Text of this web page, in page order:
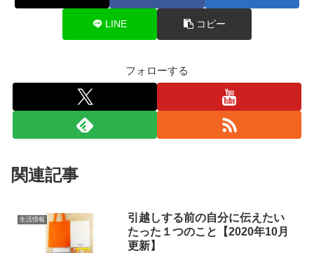
LINE コピー
フォローする
関連記事
生活情報
引越しする前の自分に伝えたい
たった１つのこと【2020年10月
更新】